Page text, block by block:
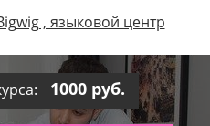
, языковой центр
1000 руб.